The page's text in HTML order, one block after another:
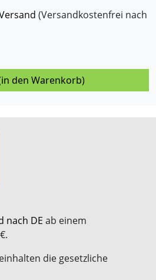
(Versandkostenfrei nach
den Warenkorb)
nach DE ab einem
die gesetzliche